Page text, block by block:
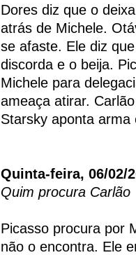
Dores diz que o
atrás de Michele.
se afaste. Ele diz
discorda e o beija.
Michele para
ameaça atirar.
Starsky aponta
Quinta-feira, 06/02/
Quim procura Carlão
Picasso procura por
não o encontra. Ele